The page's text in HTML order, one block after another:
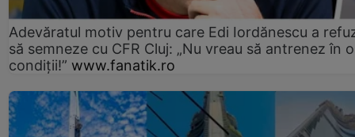
Adevăratul motiv pentru care Edi Iordănescu a
să semneze cu CFR Cluj: „Nu vreau să antrenez în
condiții!” www.fanatik.ro